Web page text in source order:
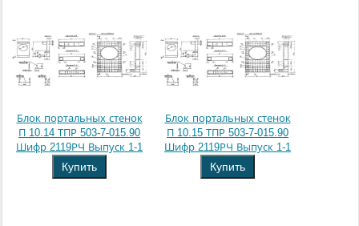
Блок портальных стенок
П 10.14 ТПР 503-7-015.90
Шифр 2119РЧ Выпуск 1-1
Купить
Блок портальных стенок
П 10.15 ТПР 503-7-015.90
Шифр 2119РЧ Выпуск 1-1
Купить